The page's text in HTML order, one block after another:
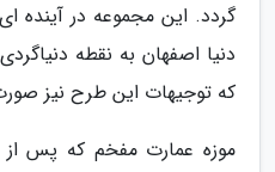
گردد. این مجموعه در
دنیا اصفهان به نقطه
که توجیهات این طرح نیز
موزه عمارت مفخم که پس از